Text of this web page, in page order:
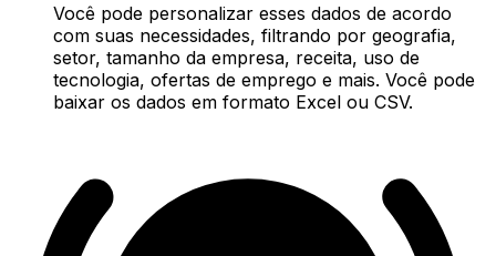
Você pode personalizar esses dados de acordo
com suas necessidades, filtrando por geografia,
setor, tamanho da empresa, receita, uso de
tecnologia, ofertas de emprego e mais. Você pode
baixar os dados em formato Excel ou CSV.